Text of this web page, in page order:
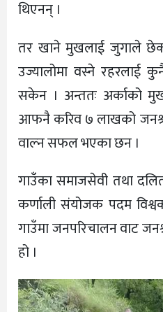
थिएनन् ।
तर खाने मुखलाई जुगाले
उज्यालोमा वस्ने रहरलाई
सकेन । अन्ततः अर्काको
आफनै करिव ७ लाखको
वाल्न सफल भएका छन ।
गाउँका समाजसेवी तथा
कर्णाली संयोजक पदम
गाउँमा जनपरिचालन वाट
हो ।